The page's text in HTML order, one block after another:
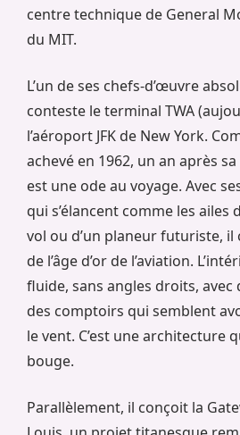
centre technique de General
du MIT.
L’un de ses chefs-d’œuvre
conteste le terminal TWA
l’aéroport JFK de New York.
achevé en 1962, un an après
est une ode au voyage. Avec
qui s’élancent comme les ailes
vol ou d’un planeur futuriste, il
de l’âge d’or de l’aviation.
fluide, sans angles droits, avec
des comptoirs qui semblent
le vent. C’est une architecture
bouge.
Parallèlement, il conçoit la